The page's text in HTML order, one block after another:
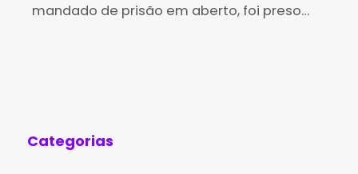
mandado de prisão em aberto, foi preso
Categorias